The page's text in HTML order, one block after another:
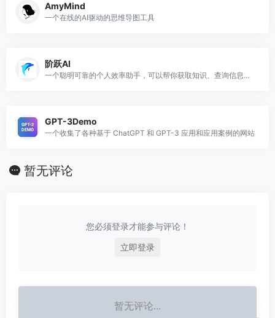
AmyMind
一个在线的AI驱动的思维导图工具
阶跃AI
一个聪明可靠的个人效率助手，可以帮你获取知识、查询信息、学习语言、创意写作、编写代码
GPT-3Demo
一个收集了各种基于 ChatGPT 和 GPT-3 应用和应用案例的网站
暂无评论
您必须登录才能参与评论！
立即登录
暂无评论...